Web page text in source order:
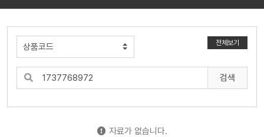
전체보기
검색
자료가 없습니다.